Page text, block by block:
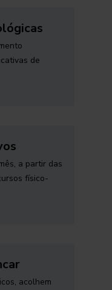
de
a partir das
físico-
acolhem